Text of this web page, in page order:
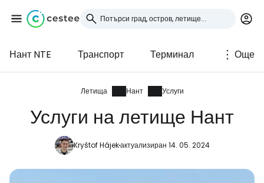
Нант NTE Транспорт Терминал Още
Летища Нант Услуги
Услуги на летище Нант
Kryštof Hájekактуализиран 14. 05. 2024
Влезте в Cestee
... световната общност на туристите
Продължете с Google